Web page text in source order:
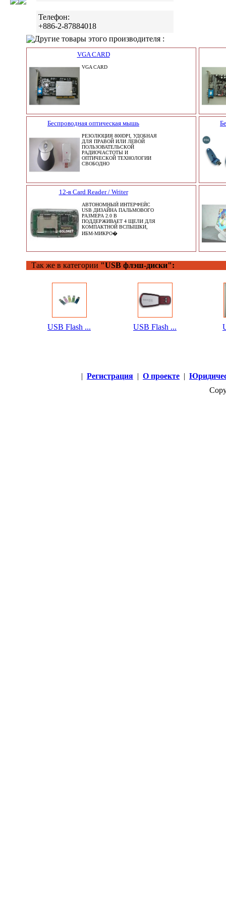
Телефон:
+886-2-87884018
Другие товары этого производителя :
VGA CARD
VGA CARD
Беспроводная оптическая мышь
РЕЗОЛЮЦИЯ 800DPI, УДОБНАЯ
ДЛЯ ПРАВОЙ ИЛИ ЛЕВОЙ
ПОЛЬЗОВАТЕЛЬСКОЙ
РАДИОЧАСТОТЫ И
ОПТИЧЕСКОЙ ТЕХНОЛОГИИ
СВОБОДНО
12-в Card Reader / Writer
АВТОНОМНЫЙ ИНТЕРФЕЙС
USB ДИЗАЙНА ПАЛЬМОВОГО
РАЗМЕРА 2.0 В
ПОДДЕРЖИВАЕТ 4 ЩЕЛИ ДЛЯ
КОМПАКТНОЙ ВСПЫШКИ,
ИБМ-МИКРО�
Так же в категории "USB флэш-диски":
USB Flash ... USB Flash ...
| Регистрация | О проекте |